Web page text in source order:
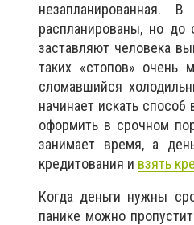
незапланированная.
распланированы, но до
заставляют человека
таких «стопов» очень
сломавшийся
начинает искать
оформить в срочном
занимает время, а
кредитования и взять
Когда деньги нужны
панике можно